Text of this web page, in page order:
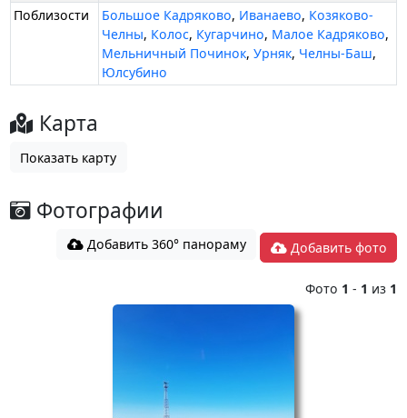
Поблизости Большое Кадряково, Иванаево, Козяково-
Челны, Колос, Кугарчино, Малое Кадряково,
Мельничный Починок,Урняк, Челны-Баш,
Юлсубино
Карта
Показать карту
Фотографии
Добавить 360° панораму Добавить фото
Фото 1 - 1 из 1